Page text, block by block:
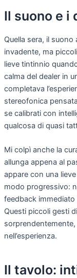
Il suono e i
Quella sera, il
invadente, ma
lieve tintinnio
calma del dealer in
completava
stereofonica
se calibrati con
qualcosa di quasi
Mi colpì anche la
allunga appena al
appare con una
modo progressivo:
feedback
Questi piccoli gesti
nell’esperienza.
Il tavolo: